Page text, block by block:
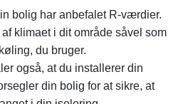
bolig har anbefalet R-værdier.
klimaet i dit område såvel som
du bruger.
også, at du installerer din
din bolig for at sikre, at